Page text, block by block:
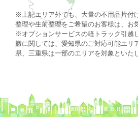
※上記エリア外でも、大量の不用品片付
整理や生前整理をご希望のお客様は、お
※オプションサービスの軽トラック引越
搬に関しては、愛知県のご対応可能エリ
県、三重県は一部のエリアを対象といた